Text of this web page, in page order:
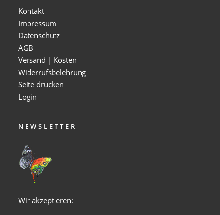
Kontakt
Impressum
Datenschutz
AGB
Versand | Kosten
Widerrufsbelehrung
Seite drucken
Login
NEWSLETTER
Wir akzeptieren: